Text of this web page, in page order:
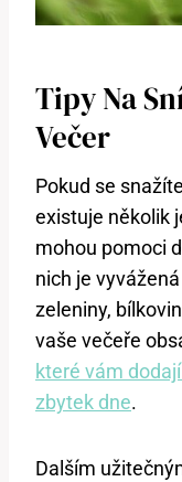
Tipy Na
Večer
Pokud se
existuje několik
mohou pomoci
nich je
zeleniny,
vaše večeře
které vám
zbytek dne.
Dalším